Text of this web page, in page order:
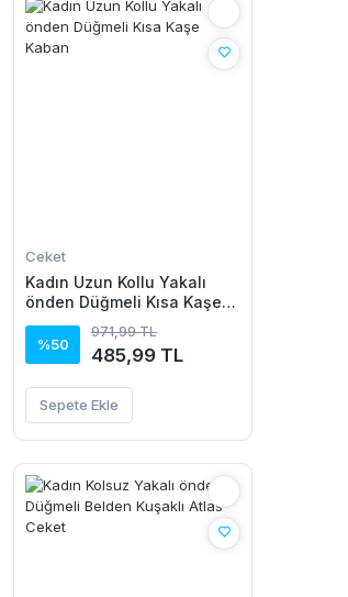
Ceket
Kadın Uzun Kollu Yakalı
önden Düğmeli Kısa Kaşe
Kaban
%50
971,99 TL
485,99 TL
Sepete Ekle